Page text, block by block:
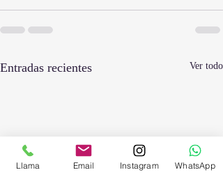
Entradas recientes Ver todo
Llama Email Instagram WhatsApp